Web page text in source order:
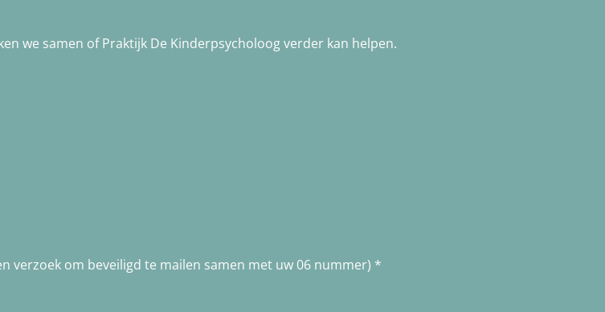
we samen of Praktijk De Kinderpsycholoog verder kan helpen.
verzoek om beveiligd te mailen samen met uw 06 nummer) *